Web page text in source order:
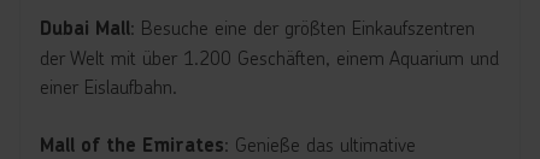
Dubai Mall: Besuche eine der größten Einkaufszentren
der Welt mit über 1.200 Geschäften, einem Aquarium und
einer Eislaufbahn.
Mall of the Emirates: Genieße das ultimative